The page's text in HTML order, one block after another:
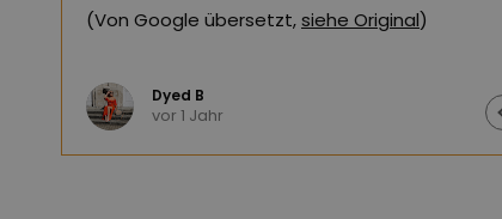
bin ich sehr zufrieden mit meinem Kauf. Ich kann
(Von Google übersetzt,
Anna T
vor 1 Jahr